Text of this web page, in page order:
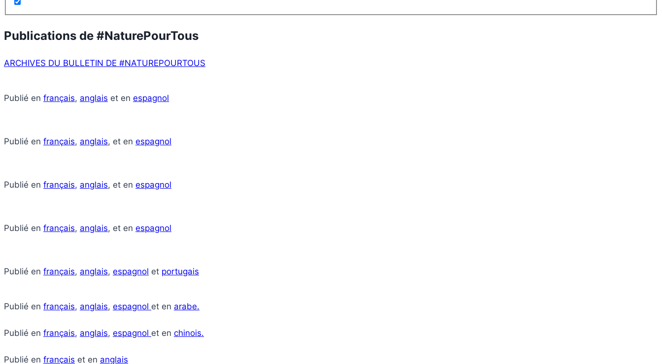
Publications de #NaturePourTous
ARCHIVES DU BULLETIN DE #NATUREPOURTOUS
Publié en français, anglais et en espagnol
Publié en français, anglais, et en espagnol
Publié en français, anglais, et en espagnol
Publié en français, anglais, et en espagnol
Publié en français, anglais, espagnol et portugais
Publié en français, anglais, espagnol et en arabe.
Publié en français, anglais, espagnol et en chinois.
Publié en français et en anglais